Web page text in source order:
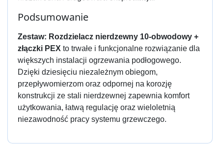
Podsumowanie
Zestaw: Rozdzielacz nierdzewny 10-obwodowy +
złączki PEX to trwałe i funkcjonalne rozwiązanie dla
większych instalacji ogrzewania podłogowego.
Dzięki dziesięciu niezależnym obiegom,
przepływomierzom oraz odpornej na korozję
konstrukcji ze stali nierdzewnej zapewnia komfort
użytkowania, łatwą regulację oraz wieloletnią
niezawodność pracy systemu grzewczego.